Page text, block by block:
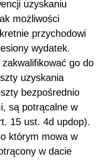
uzyskaniu
możliwości
przychodowi
wydatek.
zakwalifikować go do
uzyskania
bezpośrednio
są potrącalne w
15 ust. 4d updop).
którym mowa w
w dacie